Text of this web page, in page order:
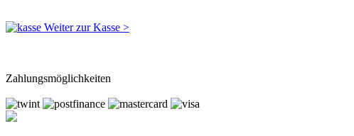
Weiter zur Kasse >
Zahlungsmöglichkeiten